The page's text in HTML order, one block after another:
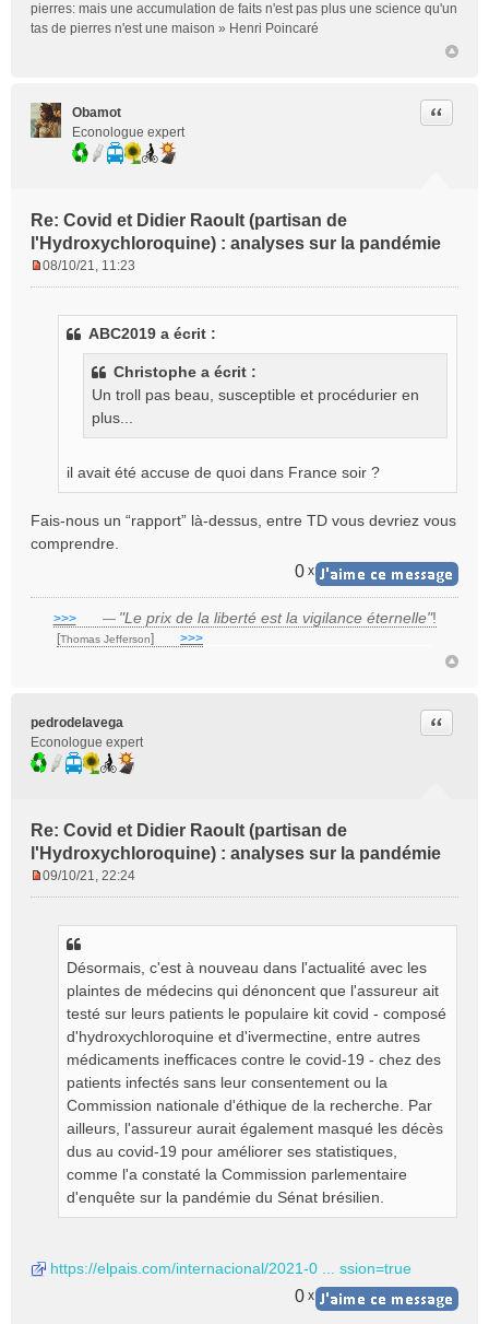
pierres: mais une accumulation de faits n'est pas plus une science qu'un
tas de pierres n'est une maison » Henri Poincaré
Obamot
Econologue expert
Re: Covid et Didier Raoult (partisan de
l'Hydroxychloroquine) : analyses sur la pandémie
Citer
08/10/21, 11:23
ABC2019 a écrit :
Christophe a écrit :
Un troll pas beau, susceptible et procédurier en
plus...
il avait été accuse de quoi dans France soir ?
Fais-nous un “rapport” là-dessus, entre TD vous devriez vous
comprendre.
0 x
>>>___ — "Le prix de la liberté est la vigilance éternelle"!
[Thomas Jefferson] >>>
pedrodelavega
Econologue expert
Re: Covid et Didier Raoult (partisan de
l'Hydroxychloroquine) : analyses sur la pandémie
Citer
09/10/21, 22:24
Désormais, c'est à nouveau dans l'actualité avec les
plaintes de médecins qui dénoncent que l'assureur ait
testé sur leurs patients le populaire kit covid - composé
d'hydroxychloroquine et d'ivermectine, entre autres
médicaments inefficaces contre le covid-19 - chez des
patients infectés sans leur consentement ou la
Commission nationale d'éthique de la recherche. Par
ailleurs, l'assureur aurait également masqué les décès
dus au covid-19 pour améliorer ses statistiques,
comme l'a constaté la Commission parlementaire
d'enquête sur la pandémie du Sénat brésilien.
https://elpais.com/internacional/2021-0 ... ssion=true
0 x